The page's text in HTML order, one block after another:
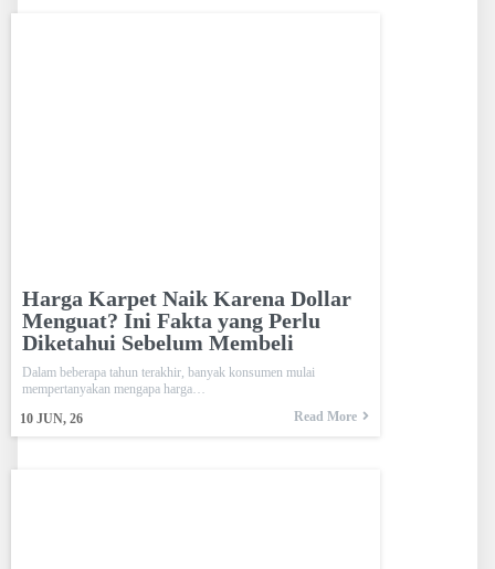
Harga Karpet Naik Karena Dollar
Menguat? Ini Fakta yang Perlu
Diketahui Sebelum Membeli
10 JUN, 26
Dalam beberapa tahun terakhir, banyak konsumen mulai
mempertanyakan mengapa harga…
Read More